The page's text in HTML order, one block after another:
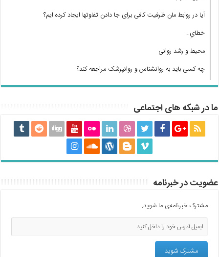
آیا در روابط مان ظرفیت کافی برای جا دادن تفاوتها ایجاد کرده ایم؟
خطایِ…
محیط و رشد روانی
چه کسی باید به روانشناس و روانپزشک مراجعه کند؟
ما در شبکه های اجتماعی
عضویت در خبرنامه
مشترک خبرنامه‌ی ما شوید.